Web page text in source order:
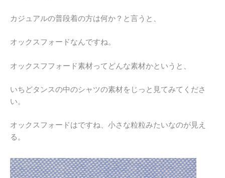
カジュアルの普段着の方は何か？と言うと、
オックスフォードなんですね。
オックスフフォード素材ってどんな素材かというと、
いちどタンスの中のシャツの素材をじっと見てみてくださ
い。
オックスフォードはですね、小さな粒粒みたいなのが見え
る。